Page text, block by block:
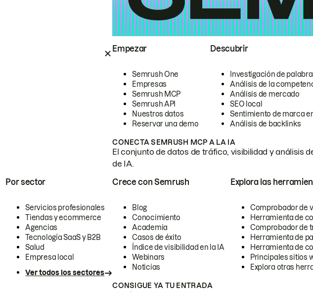
Empezar
Semrush One
Empresas
Semrush MCP
Semrush API
Nuestros datos
Reservar una demo
Descubrir
Investigación de
Análisis de la
Análisis de mercado
SEO local
Sentimiento de marca
Análisis de backlinks
CONECTA SEMRUSH MCP A LA IA
El conjunto de datos de tráfico, visibilidad y análisis
de IA.
Por sector
Servicios profesionales
Tiendas y ecommerce
Agencias
Tecnología SaaS y B2B
Salud
Empresa local
Ver todos los sectores
Crece con Semrush
Blog
Conocimiento
Academia
Casos de éxito
Índice de visibilidad en la IA
Webinars
Noticias
Explora las
Comprobador de
Herramienta de
Comprobador de
Herramienta de
Herramienta de
Principales sitios
Explora otras
CONSIGUE YA TU ENTRADA